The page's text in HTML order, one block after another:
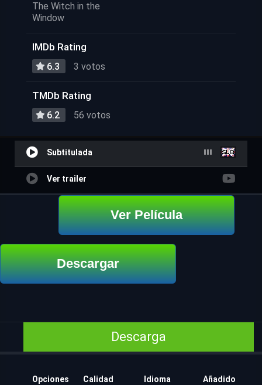
The Witch in the
Window
IMDb Rating
6.3 3 votos
TMDb Rating
6.2 56 votos
Subtitulada
Ver trailer
Ver Película
Descargar
Descarga
Opciones Calidad Idioma Añadido